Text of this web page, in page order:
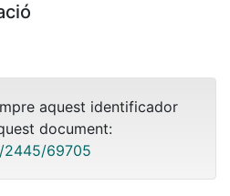
aquest identificador
document:
2445/69705